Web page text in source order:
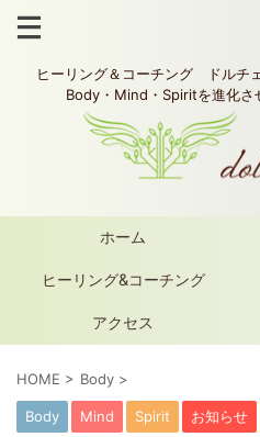
ヒーリング＆コーチング ドル
Body・Mind・Spiritを進化さ
ホーム
ヒーリング&コーチング
アクセス
HOME > Body >
Body Mind Spirit お知らせ